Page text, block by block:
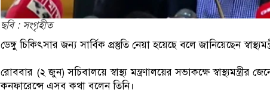
ছবি : সংগৃহীত
ডেঙ্গু চিকিৎসার জন্য সার্বিক প্রস্তুতি নেয়া হয়েছে বলে জানিয়েছেন
রোববার (২ জুন) সচিবালয়ে স্বাস্থ্য মন্ত্রণালয়ের সভাকক্ষে
কনফারেন্সে এসব কথা বলেন তিনি।